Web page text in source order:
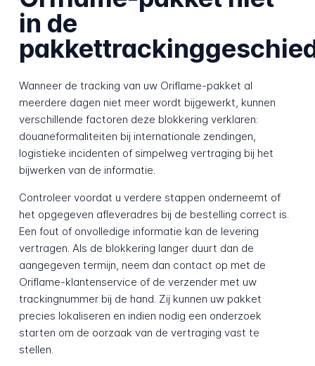
in de
Wanneer de tracking van uw Oriflame-pakket al
meerdere dagen niet meer wordt bijgewerkt, kunnen
verschillende factoren deze blokkering verklaren:
douaneformaliteiten bij internationale zendingen,
logistieke incidenten of simpelweg vertraging bij het
bijwerken van de informatie.
Controleer voordat u verdere stappen onderneemt of
het opgegeven afleveradres bij de bestelling correct is.
Een fout of onvolledige informatie kan de levering
vertragen. Als de blokkering langer duurt dan de
aangegeven termijn, neem dan contact op met de
Oriflame-klantenservice of de verzender met uw
trackingnummer bij de hand. Zij kunnen uw pakket
precies lokaliseren en indien nodig een onderzoek
starten om de oorzaak van de vertraging vast te
stellen.